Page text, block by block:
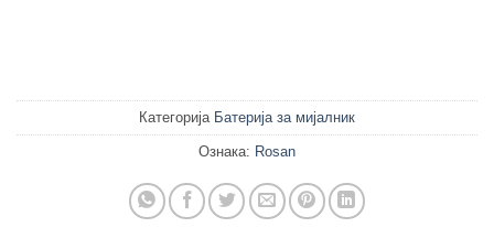
Категорија Батерија за мијалник
Ознака: Rosan